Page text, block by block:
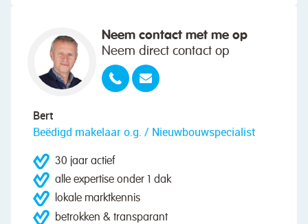
Neem contact met me op
Neem direct contact op
Bert
Beëdigd makelaar o.g. / Nieuwbouwspecialist
30 jaar actief
alle expertise onder 1 dak
lokale marktkennis
betrokken & transparant